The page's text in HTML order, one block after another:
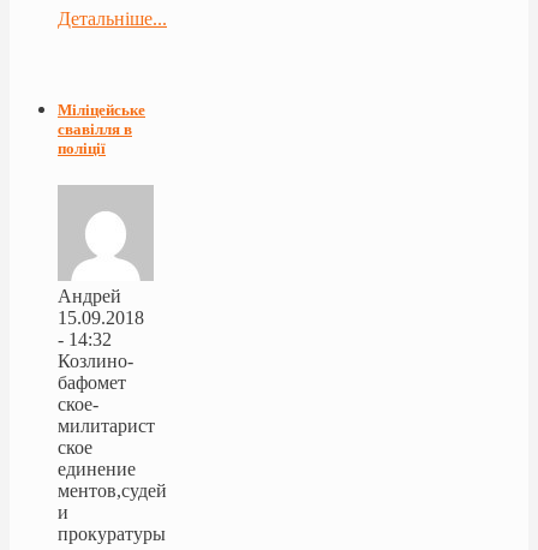
Детальніше...
Міліцейське
свавілля в
поліції
Андрей
15.09.2018
- 14:32
Козлино-
бафомет
ское-
милитарист
ское
единение
ментов,судей
и
прокуратуры